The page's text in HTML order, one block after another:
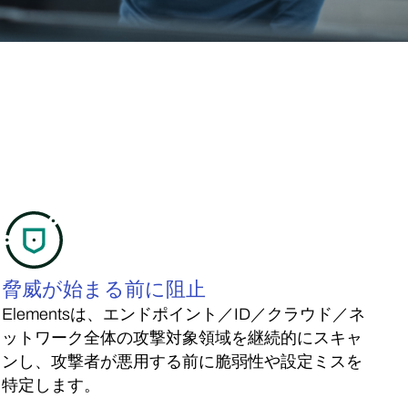
脅威が始まる前に阻止
Elementsは、エンドポイント／ID／クラウド／ネ
ットワーク全体の攻撃対象領域を継続的にスキャ
ンし、攻撃者が悪用する前に脆弱性や設定ミスを
特定します。